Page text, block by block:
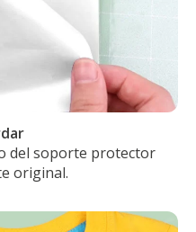
del soporte protector
original.